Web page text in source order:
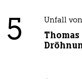
5 Unfall